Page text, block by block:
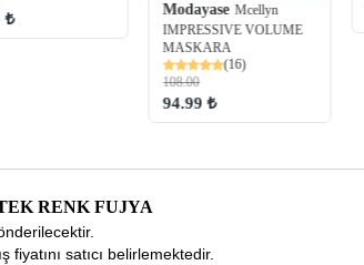
₺ Modayase Mcellyn
IMPRESSIVE VOLUME
MASKARA
(16)
108.00
94.99 ₺
RENK FUJYA
satıcı belirlemektedir.